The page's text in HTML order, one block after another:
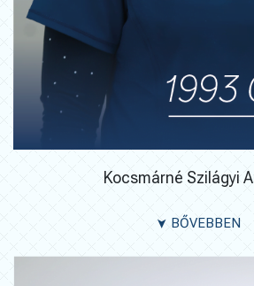
Kocsmárné Szilágyi
➤ BŐVEBBEN